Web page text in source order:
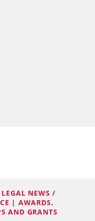
NEWS /
| AWARDS,
AND GRANTS